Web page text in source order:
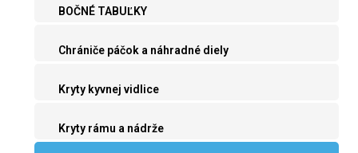
BOČNÉ TABUĽKY
Chrániče páčok a náhradné diely
Kryty kyvnej vidlice
Kryty rámu a nádrže